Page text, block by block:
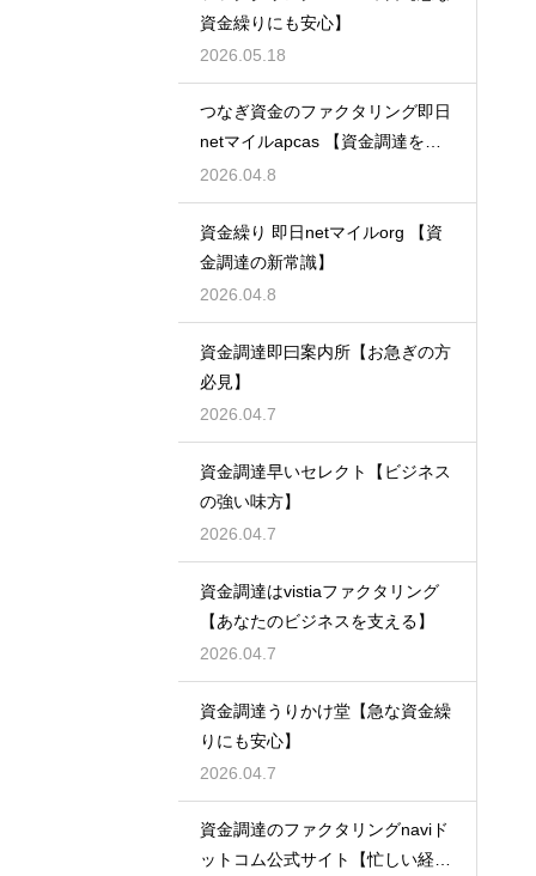
資金繰りにも安心】
2026.05.18
つなぎ資金のファクタリング即日
netマイルapcas 【資金調達を加
速させる】
2026.04.8
資金繰り 即日netマイルorg 【資
金調達の新常識】
2026.04.8
資金調達即曰案内所【お急ぎの方
必見】
2026.04.7
資金調達早いセレクト【ビジネス
の強い味方】
2026.04.7
資金調達はvistiaファクタリング
【あなたのビジネスを支える】
2026.04.7
資金調達うりかけ堂【急な資金繰
りにも安心】
2026.04.7
資金調達のファクタリングnaviド
ットコム公式サイト【忙しい経営